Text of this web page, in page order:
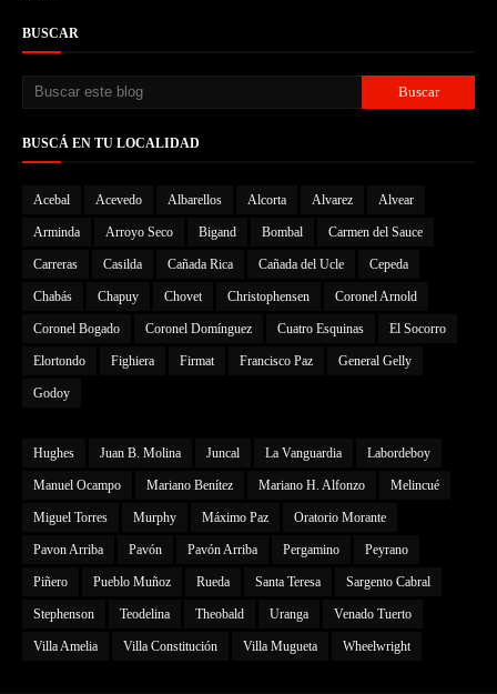
BUSCAR
BUSCÁ EN TU LOCALIDAD
Acebal Acevedo Albarellos Alcorta Alvarez Alvear
Arminda Arroyo Seco Bigand Bombal Carmen del Sauce
Carreras Casilda Cañada Rica Cañada del Ucle Cepeda
Chabás Chapuy Chovet Christophensen Coronel Arnold
Coronel Bogado Coronel Domínguez Cuatro Esquinas El Socorro
Elortondo Fighiera Firmat Francisco Paz General Gelly
Godoy
Hughes Juan B. Molina Juncal La Vanguardia Labordeboy
Manuel Ocampo Mariano Benítez Mariano H. Alfonzo Melincué
Miguel Torres Murphy Máximo Paz Oratorio Morante
Pavon Arriba Pavón Pavón Arriba Pergamino Peyrano
Piñero Pueblo Muñoz Rueda Santa Teresa Sargento Cabral
Stephenson Teodelina Theobald Uranga Venado Tuerto
Villa Amelia Villa Constitución Villa Mugueta Wheelwright